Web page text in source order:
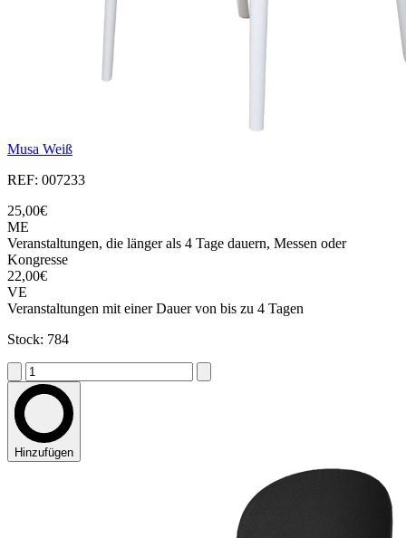
Musa Weiß
REF: 007233
25,00€
ME
Veranstaltungen, die länger als 4 Tage dauern, Messen oder
Kongresse
22,00€
VE
Veranstaltungen mit einer Dauer von bis zu 4 Tagen
Stock: 784
Hinzufügen